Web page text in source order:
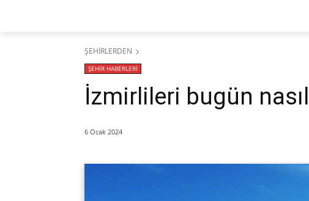
ŞEHİRLERDEN
ŞEHİR HABERLERİ
İzmirlileri bugün
6 Ocak 2024